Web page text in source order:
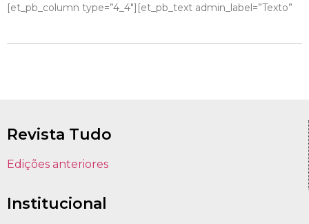
[et_pb_column type=”4_4″][et_pb_text admin_label=”Texto”
Revista Tudo
Edições anteriores
Institucional